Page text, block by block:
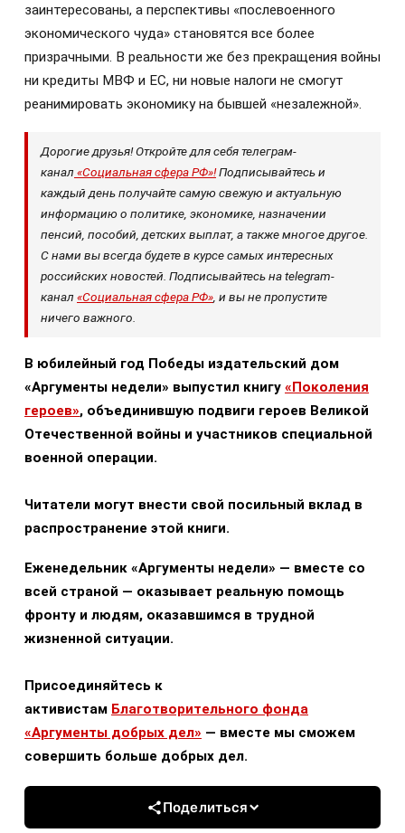
заинтересованы, а перспективы «послевоенного
экономического чуда» становятся все более
призрачными. В реальности же без прекращения войны
ни кредиты МВФ и ЕС, ни новые налоги не смогут
реанимировать экономику на бывшей «незалежной».
Дорогие друзья! Откройте для себя телеграм-
канал «Социальная сфера РФ»!Подписывайтесь и
каждый день получайте самую свежую и актуальную
информацию о политике, экономике, назначении
пенсий, пособий, детских выплат, а также многое другое.
С нами вы всегда будете в курсе самых интересных
российских новостей. Подписывайтесь на telegram-
канал «Социальная сфера РФ» , и вы не пропустите
ничего важного.
В юбилейный год Победы издательский дом
«Аргументы недели» выпустил книгу «Поколения
героев», объединившую подвиги героев Великой
Отечественной войны и участников специальной
военной операции.
Читатели могут внести свой посильный вклад в
распространение этой книги.
Еженедельник «Аргументы недели» — вместе со
всей страной — оказывает реальную помощь
фронту и людям, оказавшимся в трудной
жизненной ситуации.
Присоединяйтесь к
активистам Благотворительного фонда
«Аргументы добрых дел» — вместе мы сможем
совершить больше добрых дел.
Поделиться